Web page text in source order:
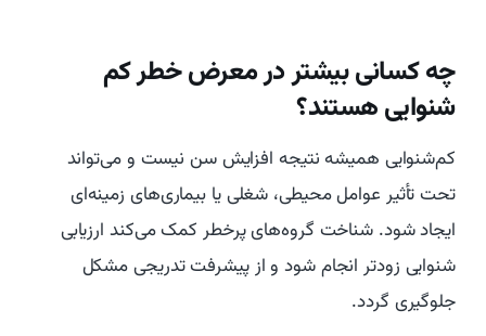
چه کسانی بیشتر در معرض خطر کم‌
شنوایی هستند؟
کم‌شنوایی همیشه نتیجه افزایش سن نیست و می‌تواند
تحت تأثیر عوامل محیطی، شغلی یا بیماری‌های زمینه‌ای
ایجاد شود. شناخت گروه‌های پرخطر کمک می‌کند ارزیابی
شنوایی زودتر انجام شود و از پیشرفت تدریجی مشکل
جلوگیری گردد.